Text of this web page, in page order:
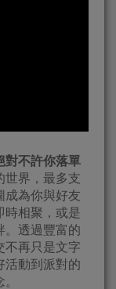
對不許你落單
界，最多支
成為你與好友
時相聚，或是
。透過豐富的
不再只是文字
活動到派對的